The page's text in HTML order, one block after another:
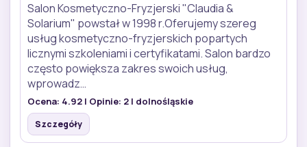
Salon Kosmetyczno-Fryzjerski "Claudia &
Solarium" powstał w 1998 r.Oferujemy szereg
usług kosmetyczno-fryzjerskich popartych
licznymi szkoleniami i certyfikatami. Salon bardzo
często powiększa zakres swoich usług,
wprowadz…
Ocena: 4.92 | Opinie: 2 | dolnośląskie
Szczegóły